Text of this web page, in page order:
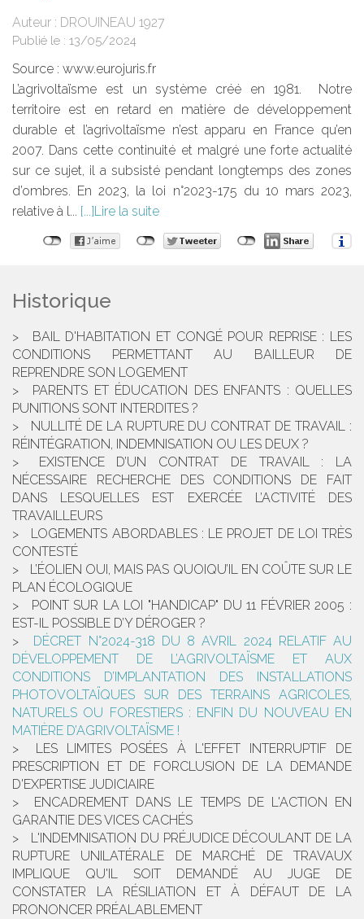
Auteur : DROUINEAU 1927
Publié le : 13/05/2024
Source : www.eurojuris.fr
L’agrivoltaïsme est un système créé en 1981. Notre
territoire est en retard en matière de développement
durable et l’agrivoltaïsme n’est apparu en France qu’en
2007. Dans cette continuité et malgré une forte actualité
sur ce sujet, il a subsisté pendant longtemps des zones
d’ombres. En 2023, la loi n°2023-175 du 10 mars 2023,
relative à l...
Lire la suite
Historique
BAIL D'HABITATION ET CONGÉ POUR REPRISE : LES
CONDITIONS PERMETTANT AU BAILLEUR DE
REPRENDRE SON LOGEMENT
PARENTS ET ÉDUCATION DES ENFANTS : QUELLES
PUNITIONS SONT INTERDITES ?
NULLITÉ DE LA RUPTURE DU CONTRAT DE TRAVAIL :
RÉINTÉGRATION, INDEMNISATION OU LES DEUX ?
EXISTENCE D’UN CONTRAT DE TRAVAIL : LA
NÉCESSAIRE RECHERCHE DES CONDITIONS DE FAIT
DANS LESQUELLES EST EXERCÉE L’ACTIVITÉ DES
TRAVAILLEURS
LOGEMENTS ABORDABLES : LE PROJET DE LOI TRÈS
CONTESTÉ
L’ÉOLIEN OUI, MAIS PAS QUOIQU’IL EN COÛTE SUR LE
PLAN ÉCOLOGIQUE
POINT SUR LA LOI "HANDICAP" DU 11 FÉVRIER 2005 :
EST-IL POSSIBLE D’Y DÉROGER ?
DÉCRET N°2024-318 DU 8 AVRIL 2024 RELATIF AU
DÉVELOPPEMENT DE L’AGRIVOLTAÏSME ET AUX
CONDITIONS D’IMPLANTATION DES INSTALLATIONS
PHOTOVOLTAÏQUES SUR DES TERRAINS AGRICOLES,
NATURELS OU FORESTIERS : ENFIN DU NOUVEAU EN
MATIÈRE D’AGRIVOLTAÏSME !
LES LIMITES POSÉES À L'EFFET INTERRUPTIF DE
PRESCRIPTION ET DE FORCLUSION DE LA DEMANDE
D'EXPERTISE JUDICIAIRE
ENCADREMENT DANS LE TEMPS DE L'ACTION EN
GARANTIE DES VICES CACHÉS
L'INDEMNISATION DU PRÉJUDICE DÉCOULANT DE LA
RUPTURE UNILATÉRALE DE MARCHÉ DE TRAVAUX
IMPLIQUE QU'IL SOIT DEMANDÉ AU JUGE DE
CONSTATER LA RÉSILIATION ET À DÉFAUT DE LA
PRONONCER PRÉALABLEMENT